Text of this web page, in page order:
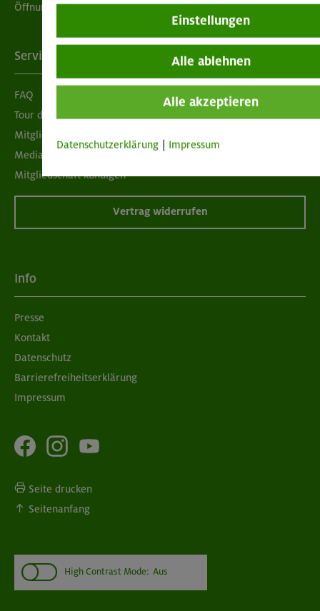
Öffnungszeiten
Services
FAQ
Tour der Woche
Mitgliedermagazin alpinwelt
Mediadaten
Mitgliedschaft kündigen
Vertrag widerrufen
Info
Presse
Kontakt
Datenschutz
Barrierefreiheitserklärung
Impressum
Seite drucken
Seitenanfang
High Contrast Mode: Aus
Einstellungen
Alle ablehnen
Alle akzeptieren
Datenschutzerklärung Impressum